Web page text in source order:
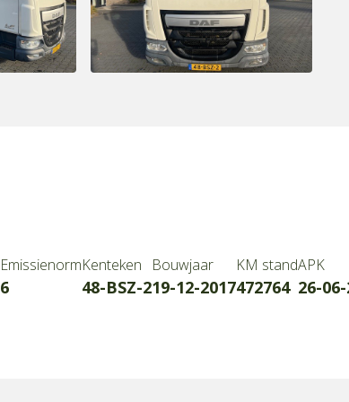
Emissienorm
6
Kenteken
48-BSZ-2
Bouwjaar
19-12-2017
KM stand
472764
APK
26-